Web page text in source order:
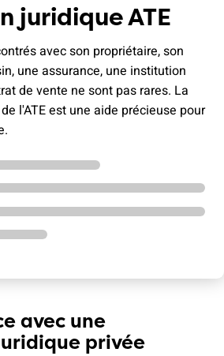
juridique ATE
avec son propriétaire, son
une assurance, une institution
de vente ne sont pas rares. La
l'ATE est une aide précieuse pour
avec une
privée